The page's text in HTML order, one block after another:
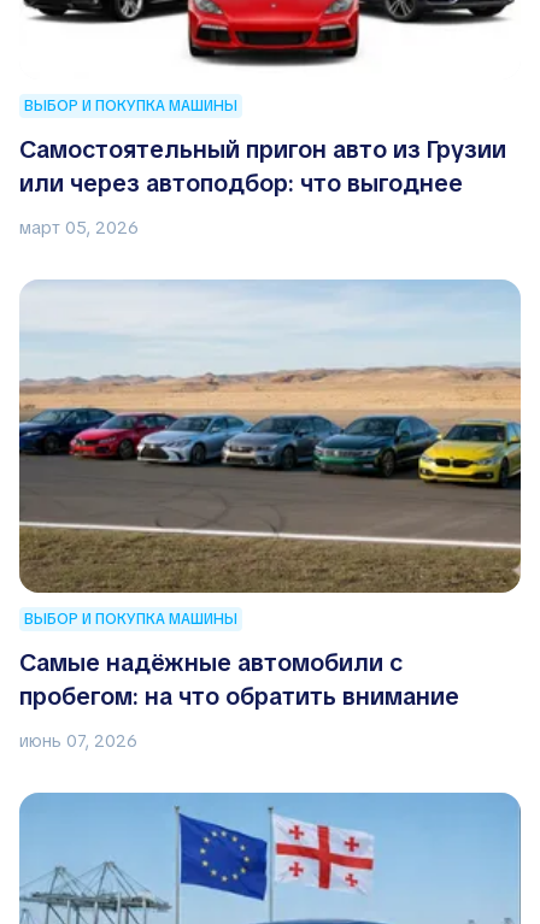
ВЫБОР И ПОКУПКА МАШИНЫ
Самостоятельный пригон авто из Грузии
или через автоподбор: что выгоднее
март 05, 2026
ВЫБОР И ПОКУПКА МАШИНЫ
Самые надёжные автомобили с
пробегом: на что обратить внимание
июнь 07, 2026